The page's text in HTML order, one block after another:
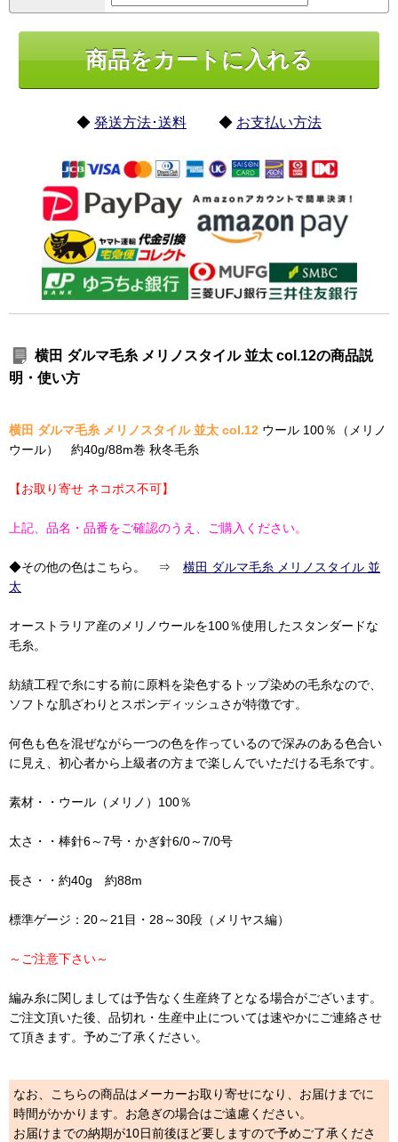
◆ 発送方法･送料 ◆ お支払い方法
横田 ダルマ毛糸 メリノスタイル 並太 col.12の商品説
明・使い方
横田 ダルマ毛糸 メリノスタイル 並太 col.12 ウール 100％（メリノ
ウール） 約40g/88m巻 秋冬毛糸
【お取り寄せ ネコポス不可】
上記、品名・品番をご確認のうえ、ご購入ください。
◆その他の色はこちら。 ⇒ 横田 ダルマ毛糸 メリノスタイル 並
太
オーストラリア産のメリノウールを100％使用したスタンダードな
毛糸。
紡績工程で糸にする前に原料を染色するトップ染めの毛糸なので、
ソフトな肌ざわりとスポンディッシュさが特徴です。
何色も色を混ぜながら一つの色を作っているので深みのある色合い
に見え、初心者から上級者の方まで楽しんでいただける毛糸です。
素材・・ウール（メリノ）100％
太さ・・棒針6～7号・かぎ針6/0～7/0号
長さ・・約40g 約88m
標準ゲージ：20～21目・28～30段（メリヤス編）
～ご注意下さい～
編み糸に関しましては予告なく生産終了となる場合がございます。
ご注文頂いた後、品切れ・生産中止については速やかにご連絡させ
て頂きます。予めご了承ください。
なお、こちらの商品はメーカーお取り寄せになり、お届けまでに
時間がかかります。お急ぎの場合はご遠慮ください。
お届けまでの納期が10日前後ほど要しますので予めご了承くださ